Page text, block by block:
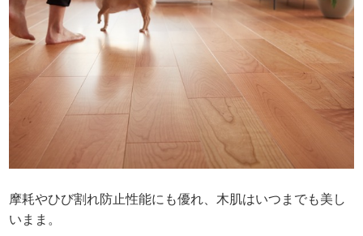
摩耗やひび割れ防止性能にも優れ、木肌はいつまでも美し
いまま。